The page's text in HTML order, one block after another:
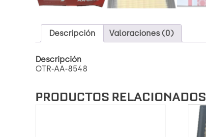
Descripción Valoraciones (0)
Descripción
OTR-AA-8548
PRODUCTOS RELACIONADOS